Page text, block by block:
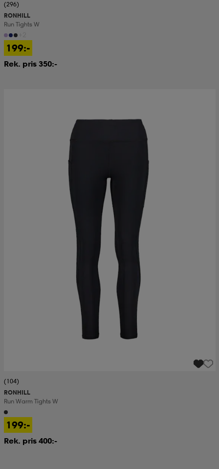
(296)
RONHILL
Run Tights W
199:-
Rek. pris 350:-
(104)
RONHILL
Run Warm Tights W
199:-
Rek. pris 400:-